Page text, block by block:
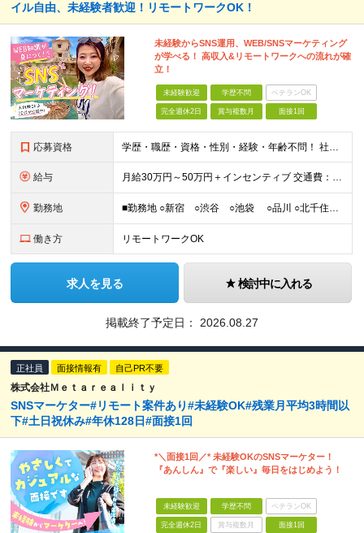
イル自由、未経験者歓迎！リモートワークOK！
未経験からSNS運用、WEB/SNSマーケティング
が学べる！ 高収入&リモートワークへの流れが確
立！
未経験歓迎 学歴不問 ベテランOK
完全週休2日 賞与複数月 面接1回
応募資格 学歴・職歴・資格・性別・経験・年齢不問！ 社会人経験ゼロ、昼職経験ゼロでもご安心ください♪ 〈年功序列の完全撤廃〉 学歴、職歴、資格、経験など関係なく 頑張った分だけ正当に評価される。 だから昇格
給与 月給30万円～50万円＋インセンティブ 交通費：全額支給 ※試用期間3ヶ月間は契約社員で月給25万円 ※研修先は、面談時にご相談させていただきます ☆昇給・昇格有 ☆インセンティブ有
勤務地 ■勤務地 ○新宿 ○渋谷 ○池袋 ○品川 ○北千住 ※あなたの経験やスキルに応じて研修先は、 面談時にてご相談させていただきます。 (変更の範囲)上記を除く当社関連勤務地 ■本社 東
働き方 リモートワークOK
求人を見る 検討中に入れる
掲載終了予定日： 2026.08.27
正社員 面接情報有 自己PR不要
株式会社Ｍｅｔａｒｅａｌｉｔｙ
SNSマーケター#リモート案件あり#未経験OK#残業月平均3時間以
下#土日祝休み#年休128日#面接1回
*＼面接1回／* 未経験OKのSNSマーケター！
『あんしん』で『楽しい』毎日をはじめよう！
未経験歓迎 学歴不問 ベテランOK
完全週休2日 賞与複数月 面接1回